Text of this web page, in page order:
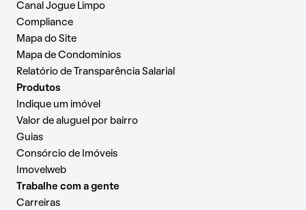
Canal Jogue Limpo
Compliance
Mapa do Site
Mapa de Condomínios
Relatório de Transparência Salarial
Produtos
Indique um imóvel
Valor de aluguel por bairro
Guias
Consórcio de Imóveis
Imovelweb
Trabalhe com a gente
Carreiras